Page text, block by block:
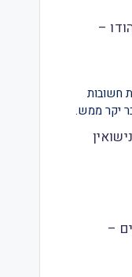
–
חשובות
יקר ממש.
–